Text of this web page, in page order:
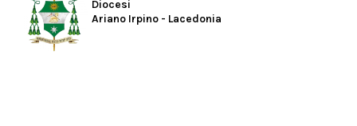
Diocesi
Ariano Irpino - Lacedonia